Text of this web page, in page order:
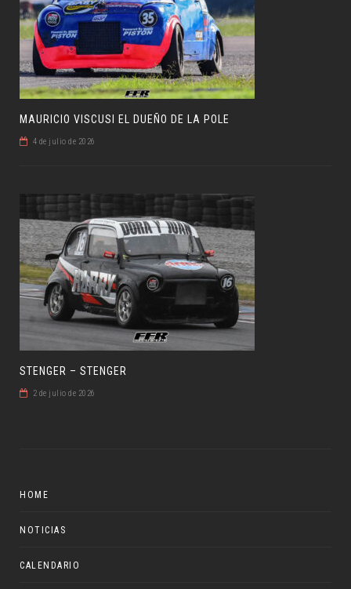
MAURICIO VISCUSI EL DUEÑO DE LA POLE
4 de julio de 2026
STENGER – STENGER
2 de julio de 2026
HOME
NOTICIAS
CALENDARIO